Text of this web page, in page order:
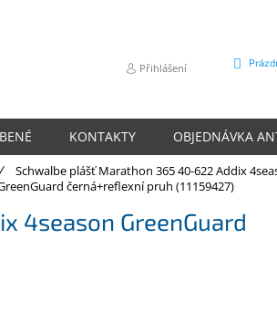
Přihlášení
KONTAKTY OBJEDNÁVKA
Schwalbe plášť Marathon 365 40-622 Addix
černá+reflexní pruh (11159427)
4season GreenGuard